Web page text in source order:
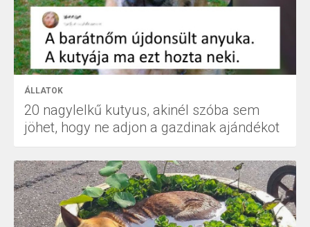
ÁLLATOK
20 nagylelkű kutyus, akinél szóba sem
jöhet, hogy ne adjon a gazdinak ajándékot